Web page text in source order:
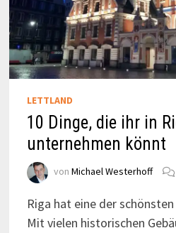
LETTLAND
10 Dinge, die ihr in
unternehmen könnt
von Michael Westerhoff
Riga hat eine der
Mit vielen historischen